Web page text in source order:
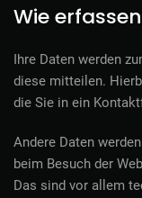
Wie
Ihre Daten werden
diese mitteilen.
die Sie in ein
Andere Daten
beim Besuch der
Das sind vor allem